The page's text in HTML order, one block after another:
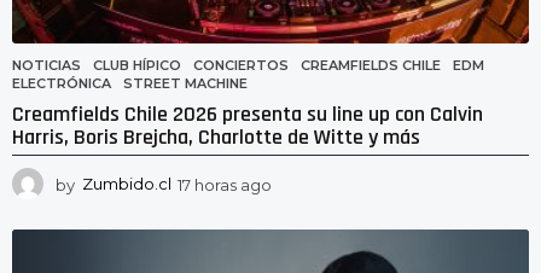
NOTICIAS CLUB HÍPICO ,CONCIERTOS ,CREAMFIELDS CHILE ,EDM
ELECTRÓNICA
,STREET MACHINE
Creamfields Chile 2026 presenta su line up con Calvin
Harris, Boris Brejcha, Charlotte de Witte y más
by Zumbido.cl 17 horas ago
h